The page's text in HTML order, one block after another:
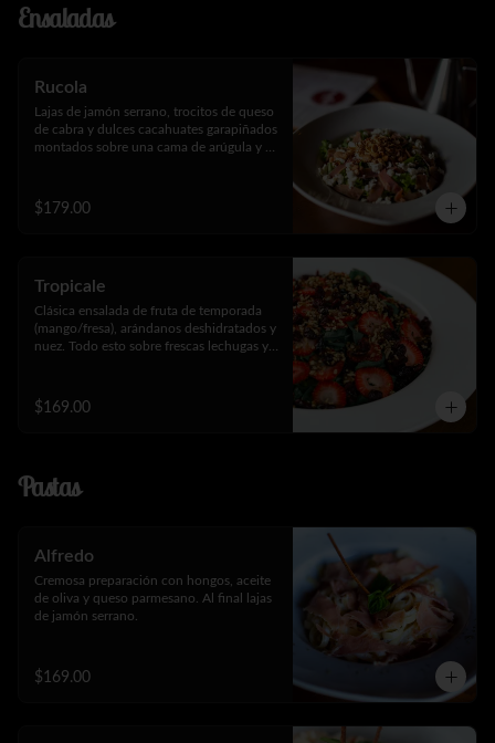
Ensaladas
Rucola
Lajas de jamón serrano, trocitos de queso
de cabra y dulces cacahuates garapiñados
montados sobre una cama de arúgula y
$179.00
Tropicale
Clásica ensalada de fruta de temporada
(mango/fresa), arándanos deshidratados y
nuez. Todo esto sobre frescas lechugas y
$169.00
Pastas
Alfredo
Cremosa preparación con hongos, aceite
de oliva y queso parmesano. Al final lajas
de jamón serrano.
$169.00